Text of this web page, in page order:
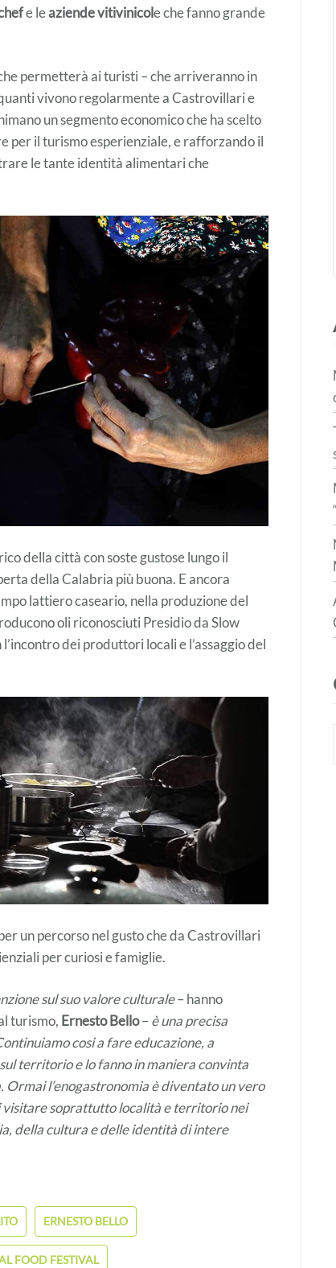
e leaziende vitivinicole che fanno grande
permetterà ai turisti – che arriveranno in
vivono regolarmente a Castrovillari e
un segmento economico che ha scelto
per il turismo esperienziale, e rafforzando il
le tante identità alimentari che
della città con soste gustose lungo il
della Calabria più buona. E ancora
lattiero caseario, nella produzione del
oli riconosciuti Presidio da Slow
dei produttori locali e l’assaggio del
un percorso nel gusto che da Castrovillari
per curiosi e famiglie.
sul suo valore culturale– hanno
turismo, Ernesto Bello– è una precisa
cosi a fare educazione, a
territorio e lo fanno in maniera convinta
l’enogastronomia è diventato un vero
visitare soprattutto località e territorio nei
della cultura e delle identità di intere
ERNESTO BELLO
FOOD FESTIVAL